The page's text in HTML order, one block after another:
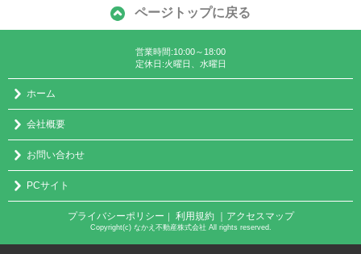
ページトップに戻る
営業時間:10:00～18:00
定休日:火曜日、水曜日
ホーム
会社概要
お問い合わせ
PCサイト
プライバシーポリシー ｜ 利用規約 ｜アクセスマップ
Copyright(c) なかえ不動産株式会社 All rights reserved.